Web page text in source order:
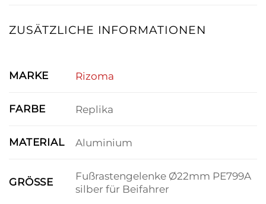
ZUSÄTZLICHE INFORMATIONEN
MARKE Rizoma
FARBE Replika
MATERIAL Aluminium
GRÖSSE
Fußrastengelenke Ø22mm PE799A
silber für Beifahrer